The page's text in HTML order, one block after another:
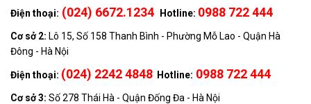
Điện thoại: (024) 6672.1234 Hotline: 0988 722 444
Cơ sở 2: Lô 15, Số 158 Thanh Bình - Phường Mỗ Lao - Quận Hà
Đông - Hà Nội
Điện thoại: (024) 2242 4848 Hotline: 0988 722 444
Cơ sở 3: Số 278 Thái Hà - Quận Đống Đa - Hà Nội